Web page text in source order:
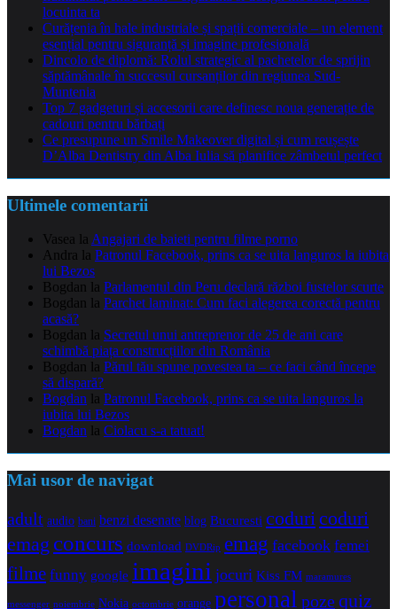
locuinta ta
Curățenia în hale industriale și spații comerciale – un element
esențial pentru siguranță și imagine profesională
Dincolo de diplomă: Rolul strategic al pachetelor de sprijin
săptămânale în succesul cursanților din regiunea Sud-
Muntenia
Top 7 gadgeturi și accesorii care definesc noua generație de
cadouri pentru bărbați
Ce presupune un Smile Makeover digital și cum reușește
D’Alba Dentistry din Alba Iulia să planifice zâmbetul perfect
Ultimele comentarii
Vasea la Angajari de baieti pentru filme porno
Andra la Patronul Facebook, prins ca se uita languros la iubita
lui Bezos
Bogdan la Parlamentul din Peru declară război fustelor scurte
Bogdan la Parchet laminat: Cum faci alegerea corectă pentru
acasă?
Bogdan la Secretul unui antreprenor de 25 de ani care
schimbă piața construcțiilor din România
Bogdan la Părul tău spune povestea ta – ce faci când începe
să dispară?
Bogdan la Patronul Facebook, prins ca se uita languros la
iubita lui Bezos
Bogdan la Ciolacu s-a tatuat!
Mai usor de navigat
adult audio bani benzi desenate blog Bucuresti coduricoduri
emag concurs download DVDRip emag facebook femei
filme funny google imagini jocuri Kiss FM maramures
messenger noiembrie Nokia octombrie orange personal pozequiz